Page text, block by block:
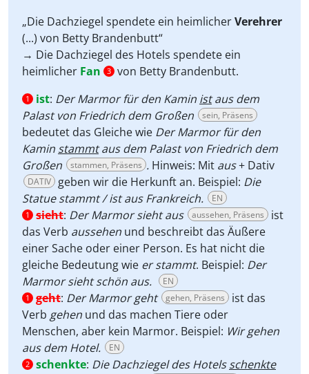
„Die Dachziegel spendete ein heimlicherVerehrer
(...) von Betty Brandenbutt“
→ Die Dachziegel des Hotels spendete ein
heimlicher Fan 3 von Betty Brandenbutt.
1 ist: Der Marmor für den Kamin istaus dem
Palast von Friedrich dem Großen
sein, Präsens
bedeutet das Gleiche wie Der Marmor für den
Kamin stammtaus dem Palast von Friedrich dem
Großen
stammen, Präsens . Hinweis: Mit aus+ Dativ
DATIV geben wir die Herkunft an. Beispiel: Die
Statue stammt / ist aus Frankreich.
EN
1 sieht: Der Marmor sieht aus aussehen, Präsens
ist
das Verb aussehen und beschreibt das Äußere
einer Sache oder einer Person. Es hat nicht die
gleiche Bedeutung wie er stammt. Beispiel: Der
Marmor sieht schön aus.
EN
1 geht: Der Marmor geht gehen, Präsens
ist das
Verb gehen und das machen Tiere oder
Menschen, aber kein Marmor. Beispiel: Wir gehen
aus dem Hotel.
EN
2 schenkte: Die Dachziegel des Hotelsschenkte